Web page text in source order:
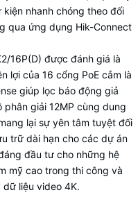
nhanh chóng theo đối
qua ứng dụng Hik-Connect
16P(D) được đánh giá là
lợi của 16 cổng PoE cắm là
giúp lọc báo động giả
giải 12MP cùng dung
lại sự yên tâm tuyệt đối
trữ dài hạn cho các dự án
đầu tư cho những hệ
mỹ cao trong thi công và
liệu video 4K.